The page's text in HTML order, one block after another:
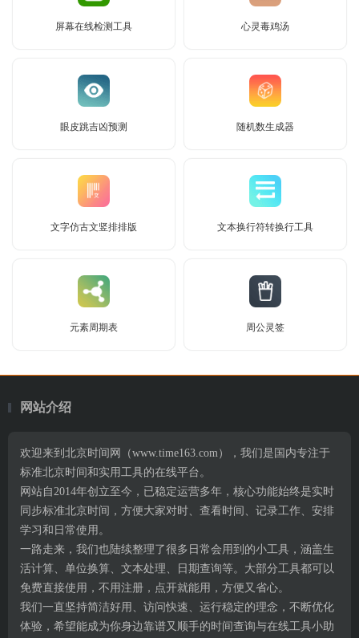
屏幕在线检测工具 心灵毒鸡汤
眼皮跳吉凶预测 随机数生成器
文字仿古文竖排排版 文本换行符转换行工具
元素周期表 周公灵签
网站介绍
欢迎来到北京时间网（www.time163.com），我们是国内专注于
标准北京时间和实用工具的在线平台。
网站自2014年创立至今，已稳定运营多年，核心功能始终是实时
同步标准北京时间，方便大家对时、查看时间、记录工作、安排
学习和日常使用。
一路走来，我们也陆续整理了很多日常会用到的小工具，涵盖生
活计算、单位换算、文本处理、日期查询等。大部分工具都可以
免费直接使用，不用注册，点开就能用，方便又省心。
我们一直坚持简洁好用、访问快速、运行稳定的理念，不断优化
体验，希望能成为你身边靠谱又顺手的时间查询与在线工具小助